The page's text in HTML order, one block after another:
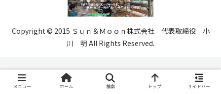
Copyright © 2015 Ｓｕｎ＆Ｍｏｏｎ株式会社 代表取締役 小
川 明 All Rights Reserved.
メニュー ホーム 検索 トップ サイドバー